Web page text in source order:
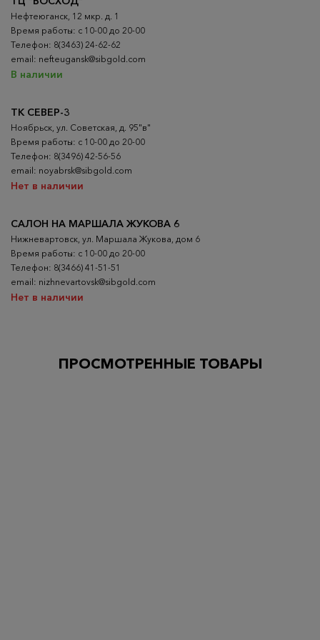
ТК СЕВЕР-3
Ноябрьск, ул. Советская, д. 95"в"
Время работы: с 10-00 до 20-00
Телефон: 8(3496) 42-56-56
email: noyabrsk@sibgold.com
Нет в наличии
Нефтеюганск, 12 мкр. д. 1
Время работы: с 10-00 до 20-00
Телефон: 8(3463) 24-62-62
email: nefteugansk@sibgold.com
В наличии
САЛОН НА МАРШАЛА ЖУКОВА 6
Нижневартовск, ул. Маршала Жукова, дом 6
Время работы: с 10-00 до 20-00
Телефон: 8(3466) 41-51-51
email: nizhnevartovsk@sibgold.com
Нет в наличии
ПРОСМОТРЕННЫЕ ТОВАРЫ